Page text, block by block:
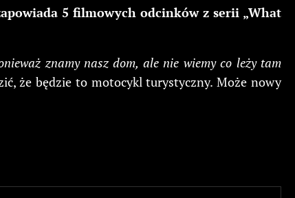
5 filmowych odcinków z serii „What
znamy nasz dom, ale nie wiemy co leży tam
że będzie to motocykl turystyczny. Może nowy